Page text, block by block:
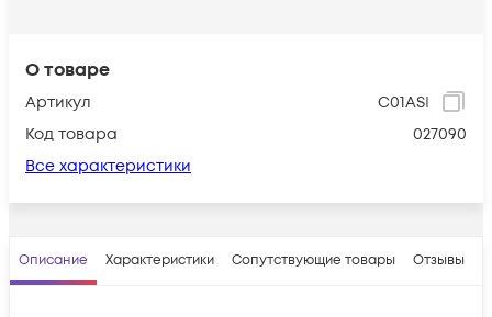
О товаре
Артикул
C01ASI
Код товара
027090
Все характеристики
Описание Характеристики Сопутствующие товары Отзывы